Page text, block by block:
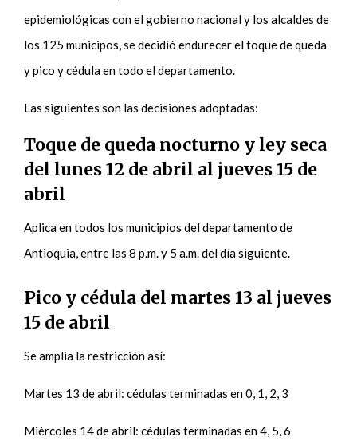
epidemiológicas con el gobierno nacional y los alcaldes de
los 125 municipos, se decidió endurecer el toque de queda
y pico y cédula en todo el departamento.
Las siguientes son las decisiones adoptadas:
Toque de queda nocturno y ley seca
del lunes 12 de abril al jueves 15 de
abril
Aplica en todos los municipios del departamento de
Antioquia, entre las 8 p.m. y 5 a.m. del día siguiente.
Pico y cédula del martes 13 al jueves
15 de abril
Se amplia la restricción así:
Martes 13 de abril: cédulas terminadas en 0, 1, 2, 3
Miércoles 14 de abril: cédulas terminadas en 4, 5, 6